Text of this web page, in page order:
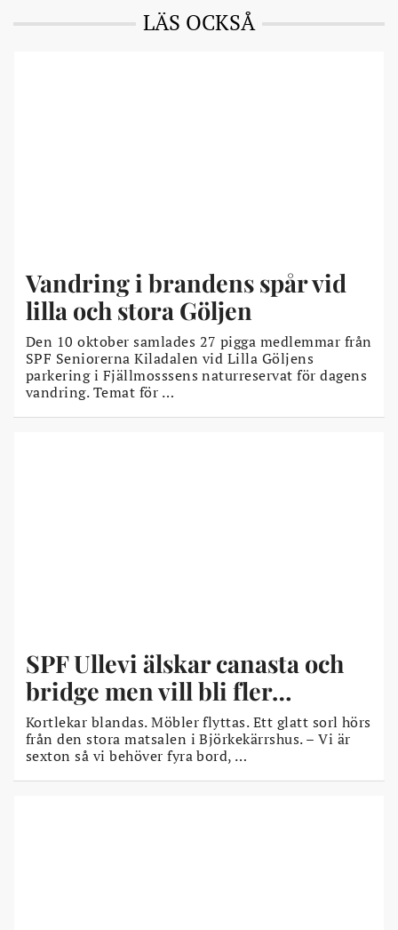
LÄS OCKSÅ
Vandring i brandens spår vid
lilla och stora Göljen
Den 10 oktober samlades 27 pigga medlemmar från
SPF Seniorerna Kiladalen vid Lilla Göljens
parkering i Fjällmosssens naturreservat för dagens
vandring. Temat för …
SPF Ullevi älskar canasta och
bridge men vill bli fler…
Kortlekar blandas. Möbler flyttas. Ett glatt sorl hörs
från den stora matsalen i Björkekärrshus. – Vi är
sexton så vi behöver fyra bord, …